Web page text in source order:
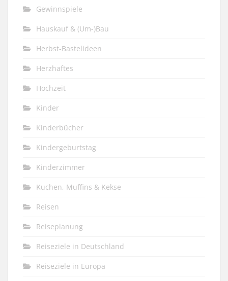
Gewinnspiele
Hauskauf & (Um-)Bau
Herbst-Bastelideen
Herzhaftes
Hochzeit
Kinder
Kinderbücher
Kindergeburtstag
Kinderzimmer
Kuchen, Muffins & Kekse
Reisen
Reiseplanung
Reiseziele in Deutschland
Reiseziele in Europa